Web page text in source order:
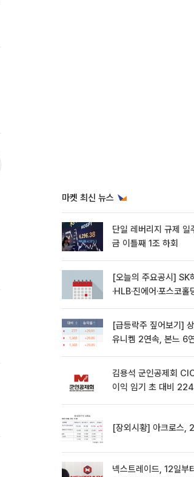
마켓 최신 뉴스
단일 레버리지 규제 일
금 이틀째 1조 하회
[오늘의 주요공시] SK
·HLB·진에어·포스코홀
[급등락주 짚어보기]
유니켐 2연속, 본느 6
김용석 군인공제회
이익 임기 초 대비
[장외시황] 아크로스,
넥스트레이드, 12일부